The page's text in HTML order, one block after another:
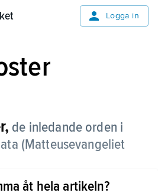
Logga in
de inledande orden i
(Matteusevangeliet
åt hela artikeln?